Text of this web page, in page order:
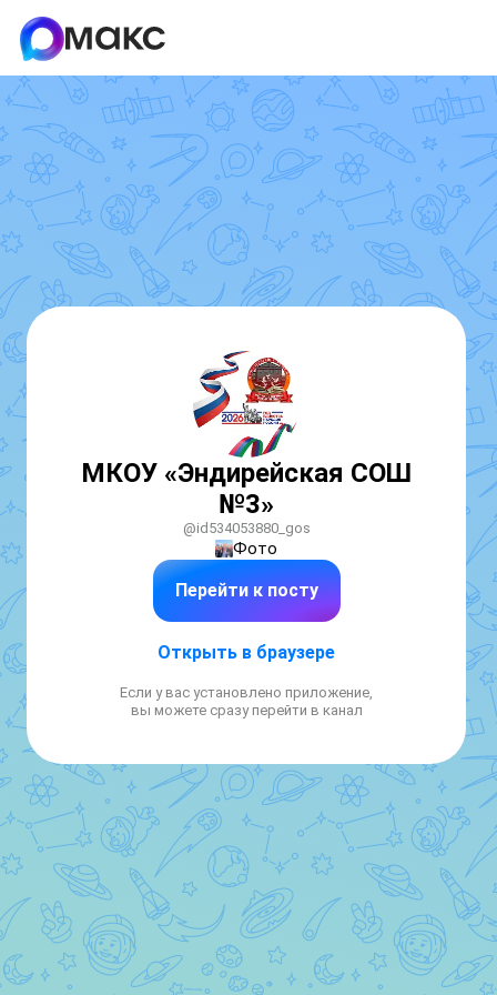
МКОУ «Эндирейская СОШ
№3»
@id534053880_gos
Фото
Перейти к посту
Открыть в браузере
Если у вас установлено приложение,
вы можете сразу перейти в канал